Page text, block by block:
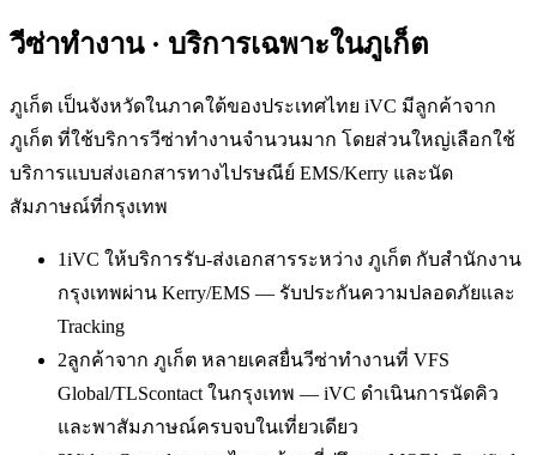
วีซ่าทำงาน· บริการเฉพาะในภูเก็ต
ภูเก็ต เป็นจังหวัดในภาคใต้ของประเทศไทย iVC มีลูกค้าจาก
ภูเก็ต ที่ใช้บริการวีซ่าทำงานจำนวนมาก โดยส่วนใหญ่เลือกใช้
บริการแบบส่งเอกสารทางไปรษณีย์ EMS/Kerry และนัด
สัมภาษณ์ที่กรุงเทพ
1iVC ให้บริการรับ-ส่งเอกสารระหว่าง ภูเก็ต กับสำนักงาน
กรุงเทพผ่าน Kerry/EMS — รับประกันความปลอดภัยและ
Tracking
2ลูกค้าจาก ภูเก็ต หลายเคสยื่นวีซ่าทำงานที่ VFS
Global/TLScontact ในกรุงเทพ — iVC ดำเนินการนัดคิว
และพาสัมภาษณ์ครบจบในเที่ยวเดียว